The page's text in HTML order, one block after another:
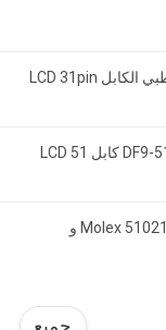
DF9 سلسلة DF9 31P الصناعية الدرجة الكابل الطبي الكابل LCD 31pin
DF9 51 دبوس كابل طبي صناعي DF9 سلسلة DF9-51P كابل LCD 51
مجموعة كابلات LVDS D-SUB الذكور إلى Molex 51021-0400 و